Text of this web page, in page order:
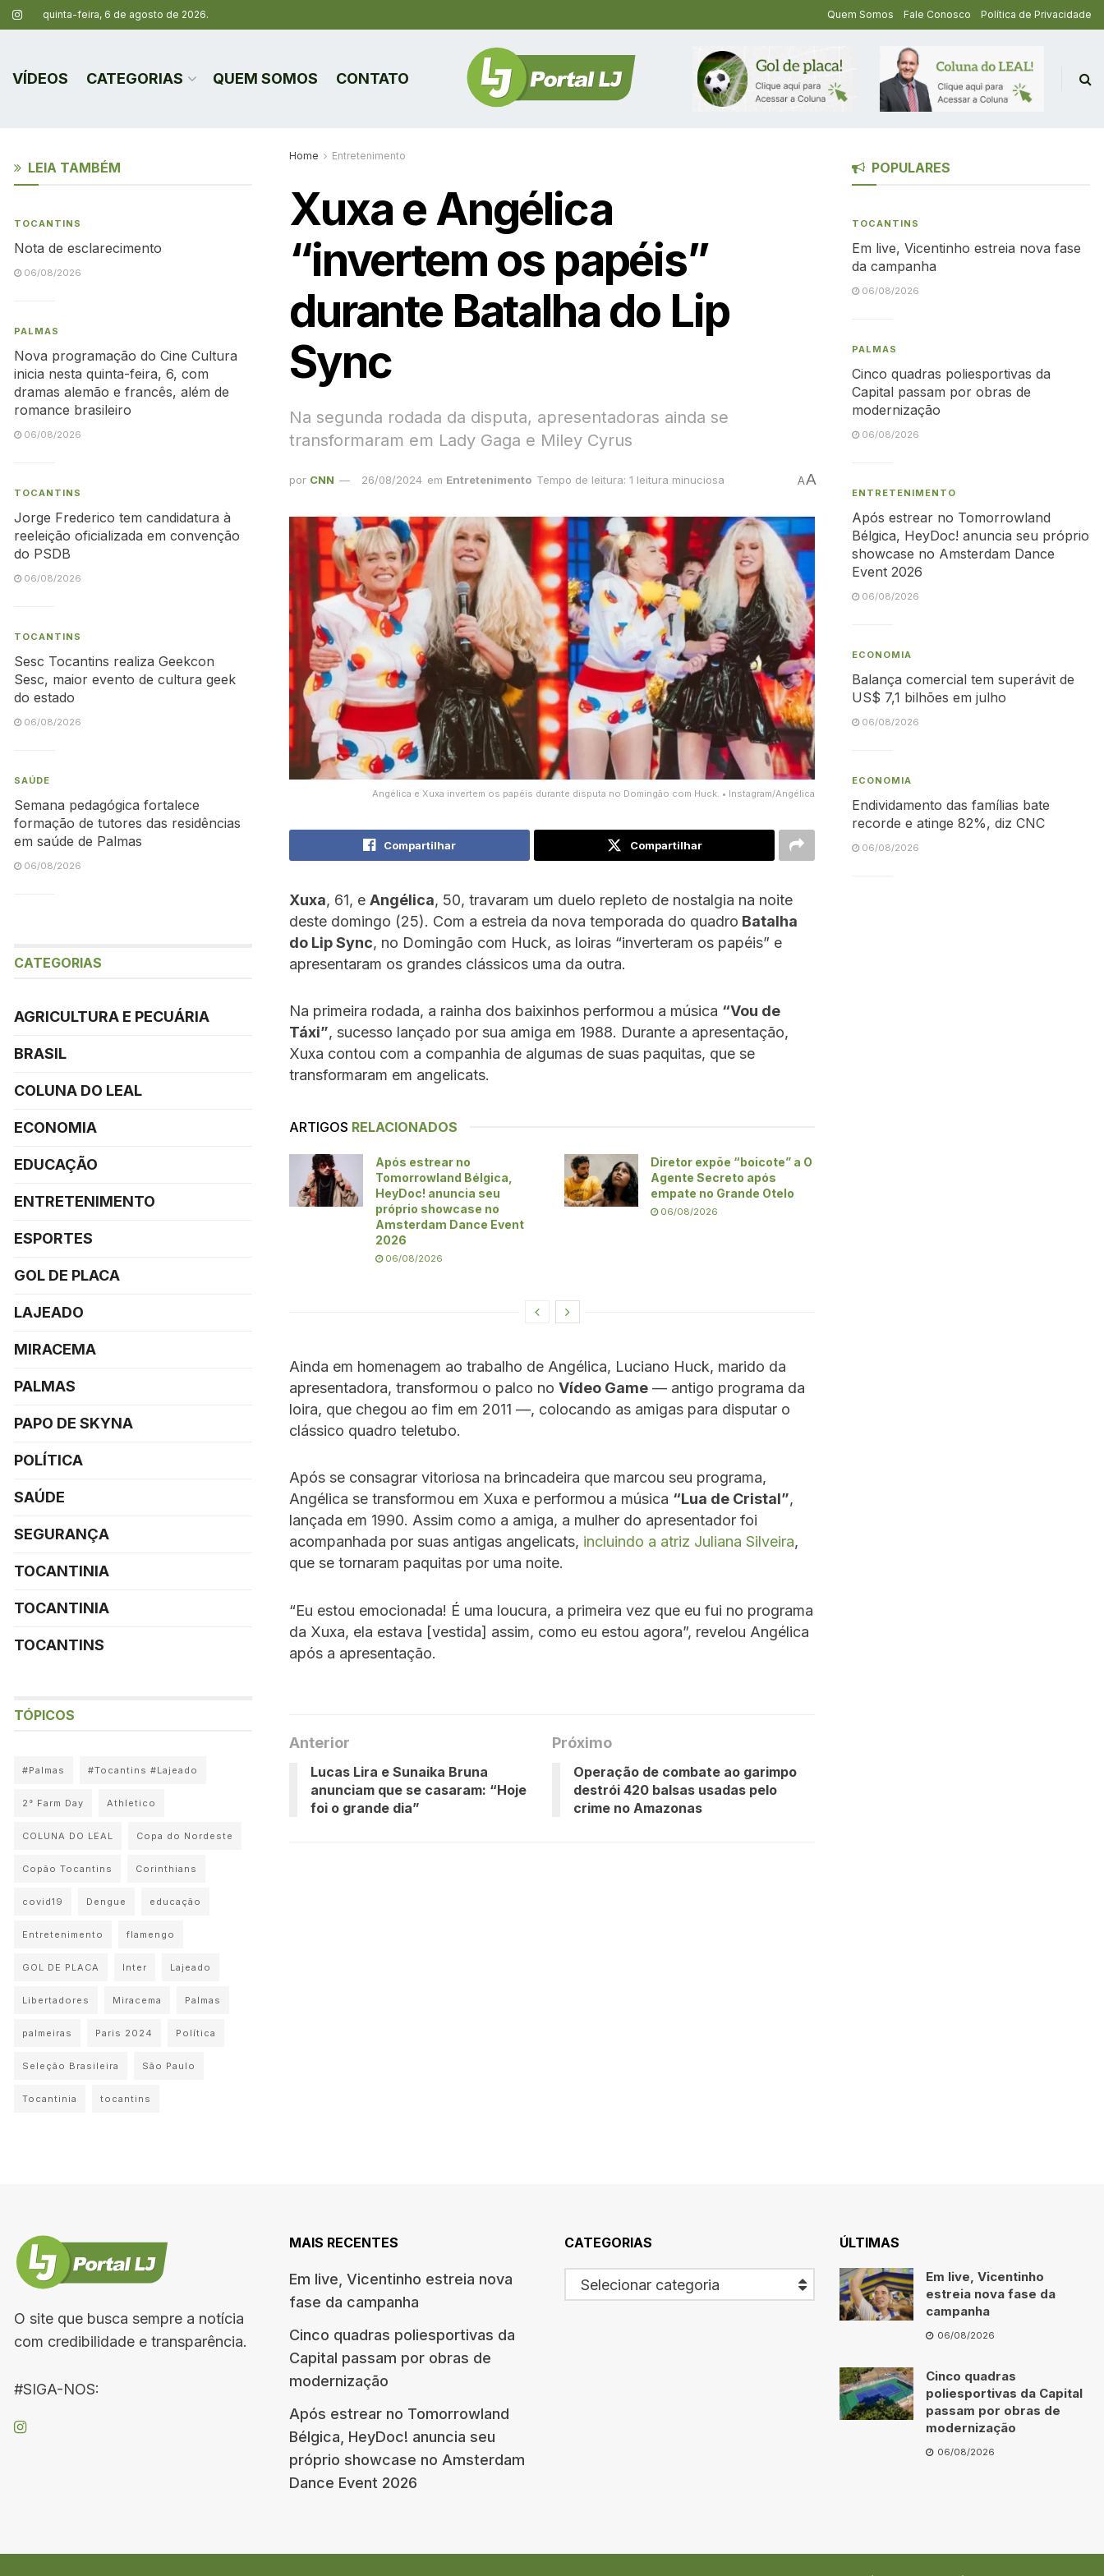
quinta-feira, 6 de agosto de 2026. Quem Somos Fale Conosco Política de Privacidade
VÍDEOS CATEGORIAS QUEM SOMOS CONTATO
Home Entretenimento
Xuxa e Angélica
“invertem os papéis”
durante Batalha do Lip
Sync
Na segunda rodada da disputa, apresentadoras ainda se
transformaram em Lady Gaga e Miley Cyrus
por CNN 26/08/2024 em Entretenimento Tempo de leitura: 1 leitura minuciosa AA
Angélica e Xuxa invertem os papéis durante disputa no Domingão com Huck. • Instagram/Angélica
Compartilhar Compartilhar
Xuxa, 61, e Angélica, 50, travaram um duelo repleto de nostalgia na noite
deste domingo (25). Com a estreia da nova temporada do quadro Batalha
do Lip Sync, no Domingão com Huck, as loiras “inverteram os papéis” e
apresentaram os grandes clássicos uma da outra.
Na primeira rodada, a rainha dos baixinhos performou a música “Vou de
Táxi”, sucesso lançado por sua amiga em 1988. Durante a apresentação,
Xuxa contou com a companhia de algumas de suas paquitas, que se
transformaram em angelicats.
ARTIGOS RELACIONADOS
Após estrear no
Tomorrowland Bélgica,
HeyDoc! anuncia seu
próprio showcase no
Amsterdam Dance Event
2026
06/08/2026
Diretor expõe “boicote” a O
Agente Secreto após
empate no Grande Otelo
06/08/2026
Ainda em homenagem ao trabalho de Angélica, Luciano Huck, marido da
apresentadora, transformou o palco no Vídeo Game — antigo programa da
loira, que chegou ao fim em 2011 —, colocando as amigas para disputar o
clássico quadro teletubo.
Após se consagrar vitoriosa na brincadeira que marcou seu programa,
Angélica se transformou em Xuxa e performou a música “Lua de Cristal”,
lançada em 1990. Assim como a amiga, a mulher do apresentador foi
acompanhada por suas antigas angelicats, incluindo a atriz Juliana Silveira,
que se tornaram paquitas por uma noite.
“Eu estou emocionada! É uma loucura, a primeira vez que eu fui no programa
da Xuxa, ela estava [vestida] assim, como eu estou agora”, revelou Angélica
após a apresentação.
Anterior
Lucas Lira e Sunaika Bruna
anunciam que se casaram: “Hoje
foi o grande dia”
Próximo
Operação de combate ao garimpo
destrói 420 balsas usadas pelo
crime no Amazonas
LEIA TAMBÉM
TOCANTINS
Nota de esclarecimento
06/08/2026
PALMAS
Nova programação do Cine Cultura
inicia nesta quinta-feira, 6, com
dramas alemão e francês, além de
romance brasileiro
06/08/2026
TOCANTINS
Jorge Frederico tem candidatura à
reeleição oficializada em convenção
do PSDB
06/08/2026
TOCANTINS
Sesc Tocantins realiza Geekcon
Sesc, maior evento de cultura geek
do estado
06/08/2026
SAÚDE
Semana pedagógica fortalece
formação de tutores das residências
em saúde de Palmas
06/08/2026
CATEGORIAS
AGRICULTURA E PECUÁRIA
BRASIL
COLUNA DO LEAL
ECONOMIA
EDUCAÇÃO
ENTRETENIMENTO
ESPORTES
GOL DE PLACA
LAJEADO
MIRACEMA
PALMAS
PAPO DE SKYNA
POLÍTICA
SAÚDE
SEGURANÇA
TOCANTINIA
TOCANTINIA
TOCANTINS
TÓPICOS
#Palmas #Tocantins #Lajeado
2° Farm Day Athletico
COLUNA DO LEAL Copa do Nordeste
Copão Tocantins Corinthians
covid19 Dengue educação
Entretenimento flamengo
GOL DE PLACA Inter Lajeado
Libertadores Miracema Palmas
palmeiras Paris 2024 Política
Seleção Brasileira São Paulo
Tocantinia tocantins
POPULARES
TOCANTINS
Em live, Vicentinho estreia nova fase
da campanha
06/08/2026
PALMAS
Cinco quadras poliesportivas da
Capital passam por obras de
modernização
06/08/2026
ENTRETENIMENTO
Após estrear no Tomorrowland
Bélgica, HeyDoc! anuncia seu próprio
showcase no Amsterdam Dance
Event 2026
06/08/2026
ECONOMIA
Balança comercial tem superávit de
US$ 7,1 bilhões em julho
06/08/2026
ECONOMIA
Endividamento das famílias bate
recorde e atinge 82%, diz CNC
06/08/2026
O site que busca sempre a notícia
com credibilidade e transparência.
#SIGA-NOS:
MAIS RECENTES
Em live, Vicentinho estreia nova
fase da campanha
Cinco quadras poliesportivas da
Capital passam por obras de
modernização
Após estrear no Tomorrowland
Bélgica, HeyDoc! anuncia seu
próprio showcase no Amsterdam
Dance Event 2026
CATEGORIAS
Selecionar categoria
ÚLTIMAS
Em live, Vicentinho
estreia nova fase da
campanha
06/08/2026
Cinco quadras
poliesportivas da Capital
passam por obras de
modernização
06/08/2026